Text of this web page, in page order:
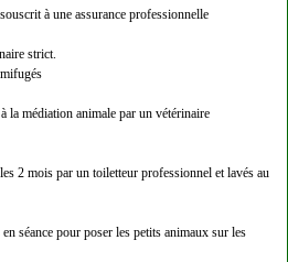
à une assurance professionnelle
strict.
la médiation animale par un vétérinaire
2 mois par un toiletteur professionnel et lavés au
séance pour poser les petits animaux sur les